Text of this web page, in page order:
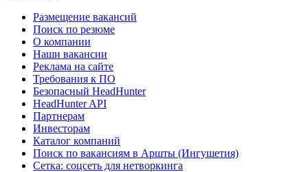
Размещение вакансий
Поиск по резюме
О компании
Наши вакансии
Реклама на сайте
Требования к ПО
Безопасный HeadHunter
HeadHunter API
Партнерам
Инвесторам
Каталог компаний
Поиск по вакансиям в Аршты (Ингушетия)
Сетка: соцсеть для нетворкинга